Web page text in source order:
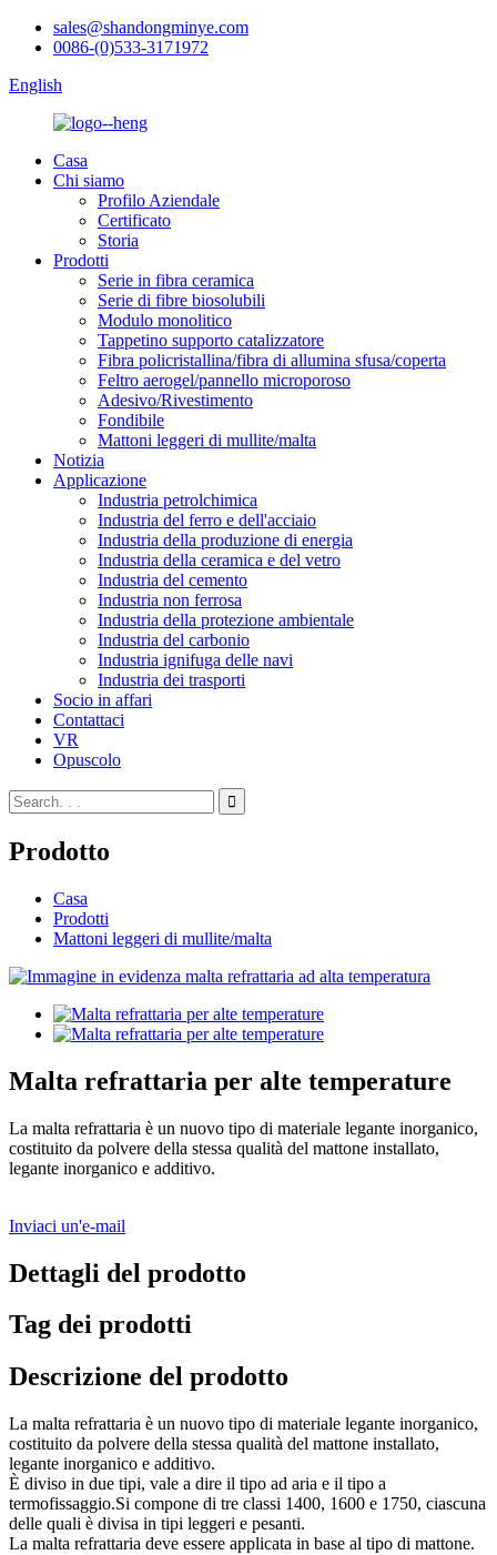
sales@shandongminye.com
0086-(0)533-3171972
English
Casa
Chi siamo
Profilo Aziendale
Certificato
Storia
Prodotti
Serie in fibra ceramica
Serie di fibre biosolubili
Modulo monolitico
Tappetino supporto catalizzatore
Fibra policristallina/fibra di allumina sfusa/coperta
Feltro aerogel/pannello microporoso
Adesivo/Rivestimento
Fondibile
Mattoni leggeri di mullite/malta
Notizia
Applicazione
Industria petrolchimica
Industria del ferro e dell'acciaio
Industria della produzione di energia
Industria della ceramica e del vetro
Industria del cemento
Industria non ferrosa
Industria della protezione ambientale
Industria del carbonio
Industria ignifuga delle navi
Industria dei trasporti
Socio in affari
Contattaci
VR
Opuscolo
Prodotto
Casa
Prodotti
Mattoni leggeri di mullite/malta
Malta refrattaria per alte temperature
La malta refrattaria è un nuovo tipo di materiale legante inorganico,
costituito da polvere della stessa qualità del mattone installato,
legante inorganico e additivo.
Inviaci un'e-mail
Dettagli del prodotto
Tag dei prodotti
Descrizione del prodotto
La malta refrattaria è un nuovo tipo di materiale legante inorganico,
costituito da polvere della stessa qualità del mattone installato,
legante inorganico e additivo.
È diviso in due tipi, vale a dire il tipo ad aria e il tipo a
termofissaggio.Si compone di tre classi 1400, 1600 e 1750, ciascuna
delle quali è divisa in tipi leggeri e pesanti.
La malta refrattaria deve essere applicata in base al tipo di mattone.